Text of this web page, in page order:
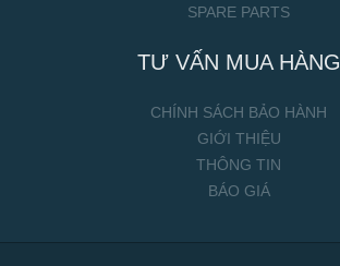
SPARE PARTS
TƯ VẤN MUA HÀNG
CHÍNH SÁCH BẢO HÀNH
GIỚI THIỆU
THÔNG TIN
BÁO GIÁ